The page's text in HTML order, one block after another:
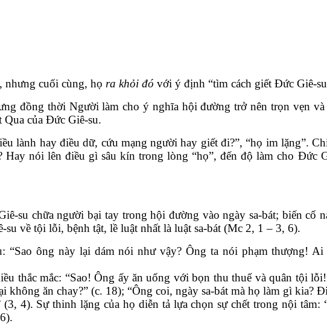
nhưng cuối cùng, họ ra khỏi đó với ý định “tìm cách giết Đức Giê-
đồng thời Người làm cho ý nghĩa hội đường trở nên trọn vẹn
của Đức Giê-su.
lành hay điều dữ, cứu mạng người hay giết đi?”, “họ im lặng”.
nói lên điều gì sâu kín trong lòng “họ”, đến độ làm cho Đức
su chữa người bại tay trong hội đường vào ngày sa-bát; biến cố
về tội lỗi, bệnh tật, lề luật nhất là luật sa-bát (Mc 2, 1 – 3, 6).
“Sao ông này lại dám nói như vậy? Ông ta nói phạm thượng!
thắc mắc: “Sao! Ông ấy ăn uống với bọn thu thuế và quân tội
không ăn chay?” (c. 18); “Ông coi, ngày sa-bát mà họ làm gì kia?
4). Sự thinh lặng của họ diễn tả lựa chọn sự chết trong nội tâm: